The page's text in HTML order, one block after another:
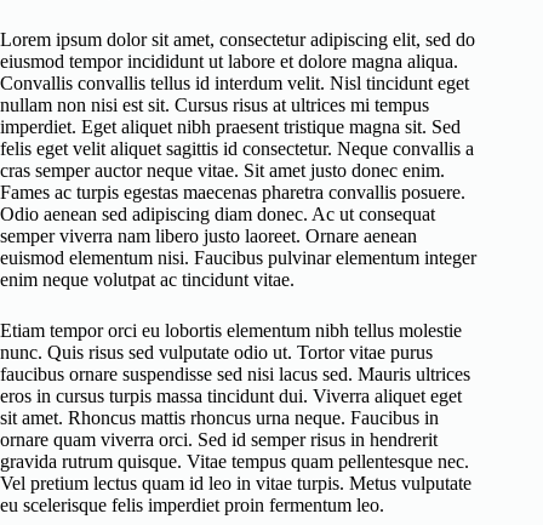
Lorem ipsum dolor sit amet, consectetur adipiscing elit, sed do
eiusmod tempor incididunt ut labore et dolore magna aliqua.
Convallis convallis tellus id interdum velit. Nisl tincidunt eget
nullam non nisi est sit. Cursus risus at ultrices mi tempus
imperdiet. Eget aliquet nibh praesent tristique magna sit. Sed
felis eget velit aliquet sagittis id consectetur. Neque convallis a
cras semper auctor neque vitae. Sit amet justo donec enim.
Fames ac turpis egestas maecenas pharetra convallis posuere.
Odio aenean sed adipiscing diam donec. Ac ut consequat
semper viverra nam libero justo laoreet. Ornare aenean
euismod elementum nisi. Faucibus pulvinar elementum integer
enim neque volutpat ac tincidunt vitae.
Etiam tempor orci eu lobortis elementum nibh tellus molestie
nunc. Quis risus sed vulputate odio ut. Tortor vitae purus
faucibus ornare suspendisse sed nisi lacus sed. Mauris ultrices
eros in cursus turpis massa tincidunt dui. Viverra aliquet eget
sit amet. Rhoncus mattis rhoncus urna neque. Faucibus in
ornare quam viverra orci. Sed id semper risus in hendrerit
gravida rutrum quisque. Vitae tempus quam pellentesque nec.
Vel pretium lectus quam id leo in vitae turpis. Metus vulputate
eu scelerisque felis imperdiet proin fermentum leo.